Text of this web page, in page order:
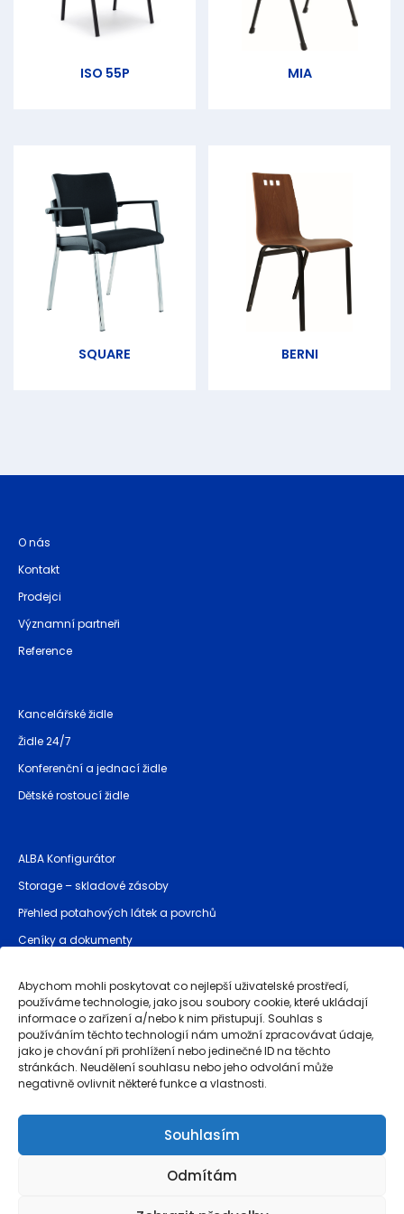
Abychom mohli poskytovat co nejlepší uživatelské prostředí,
používáme technologie, jako jsou soubory cookie, které ukládají
informace o zařízení a/nebo k nim přistupují. Souhlas s
používáním těchto technologií nám umožní zpracovávat údaje,
jako je chování při prohlížení nebo jedinečné ID na těchto
stránkách. Neudělení souhlasu nebo jeho odvolání může
negativně ovlivnit některé funkce a vlastnosti.
Souhlasím
Odmítám
ISO 55P MIA
SQUARE BERNI
O nás
Kontakt
Prodejci
Významní partneři
Reference
Kancelářské židle
Židle 24/7
Konferenční a jednací židle
Dětské rostoucí židle
ALBA Konfigurátor
Storage – skladové zásoby
Přehled potahových látek a povrchů
Ceníky a dokumenty
Provozovatel stránek
Obchodní podmínky
Záruka kvality a reklamace
Ochrana osobních údajů